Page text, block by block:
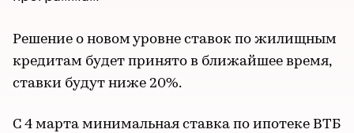
Решение о новом уровне ставок по жилищным
кредитам будет принято в ближайшее время,
ставки будут ниже 20%.
С 4 марта минимальная ставка по ипотеке ВТБ